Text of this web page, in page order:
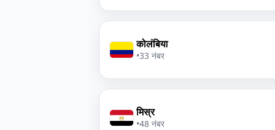
कोलंबिया
•33 नंबर
मिस्र
•48 नंबर